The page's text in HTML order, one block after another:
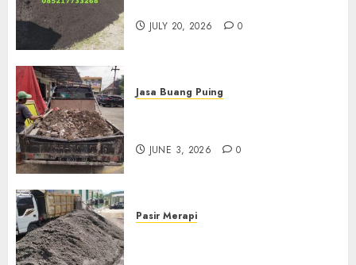
JULY 20, 2026 0
Jasa Buang Puing
JUNE 3, 2026 0
Pasir Merapi